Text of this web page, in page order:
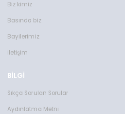
Biz kimiz
Basında biz
Bayilerimiz
İletişim
BİLGİ
Sıkça Sorulan Sorular
Aydınlatma Metni